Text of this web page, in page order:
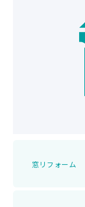
窓リフォーム